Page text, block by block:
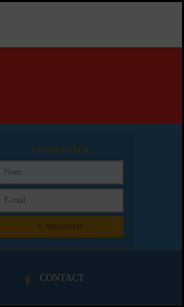
NEWSLETTER
CONTACT